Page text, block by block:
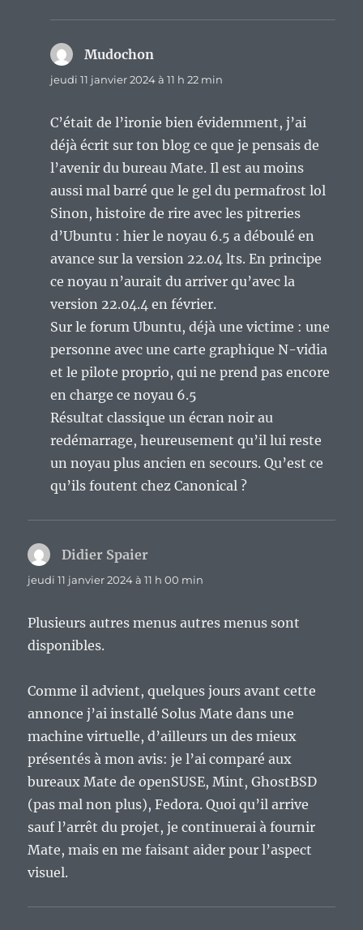
Mudochon
jeudi 11 janvier 2024 à 11 h 22 min
C’était de l’ironie bien évidemment, j’ai
déjà écrit sur ton blog ce que je pensais de
l’avenir du bureau Mate. Il est au moins
aussi mal barré que le gel du permafrost lol
Sinon, histoire de rire avec les pitreries
d’Ubuntu : hier le noyau 6.5 a déboulé en
avance sur la version 22.04 lts. En principe
ce noyau n’aurait du arriver qu’avec la
version 22.04.4 en février.
Sur le forum Ubuntu, déjà une victime : une
personne avec une carte graphique N-vidia
et le pilote proprio, qui ne prend pas encore
en charge ce noyau 6.5
Résultat classique un écran noir au
redémarrage, heureusement qu’il lui reste
un noyau plus ancien en secours. Qu’est ce
qu’ils foutent chez Canonical ?
Didier Spaier
jeudi 11 janvier 2024 à 11 h 00 min
Plusieurs autres menus autres menus sont
disponibles.
Comme il advient, quelques jours avant cette
annonce j’ai installé Solus Mate dans une
machine virtuelle, d’ailleurs un des mieux
présentés à mon avis: je l’ai comparé aux
bureaux Mate de openSUSE, Mint, GhostBSD
(pas mal non plus), Fedora. Quoi qu’il arrive
sauf l’arrêt du projet, je continuerai à fournir
Mate, mais en me faisant aider pour l’aspect
visuel.